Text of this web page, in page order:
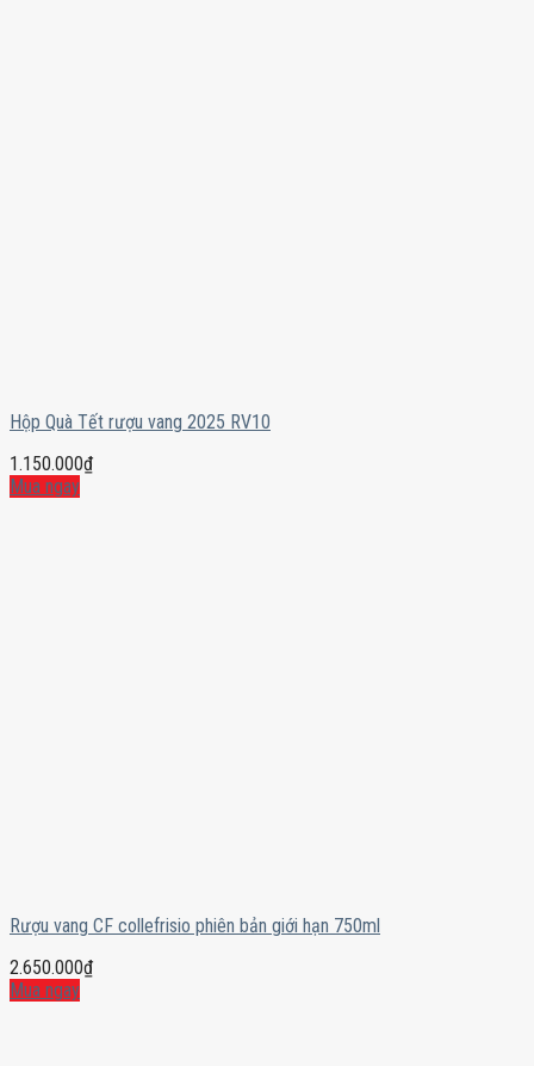
Hộp Quà Tết rượu vang 2025 RV10
1.150.000₫
Mua ngay
Rượu vang CF collefrisio phiên bản giới hạn 750ml
2.650.000₫
Mua ngay